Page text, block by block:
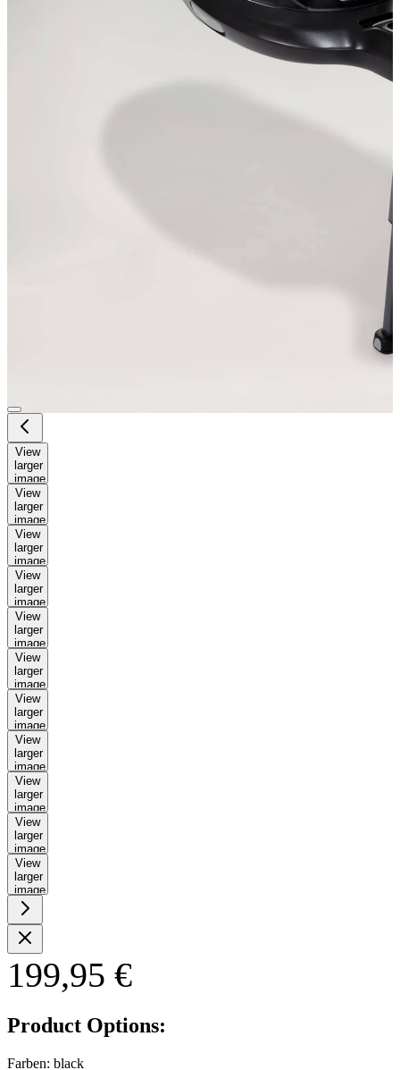
View
larger
image
View
larger
image
View
larger
image
View
larger
image
View
larger
image
View
larger
image
View
larger
image
View
larger
image
View
larger
image
View
larger
image
View
larger
image
199,95 €
Product Options:
Farben: black